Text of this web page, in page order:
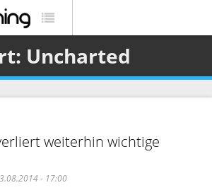
Uncharted
weiterhin wichtige
- 17:00